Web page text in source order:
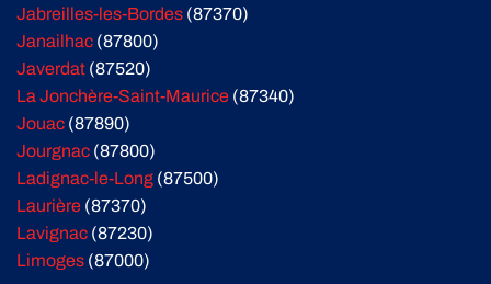
Jabreilles-les-Bordes (87370)
Janailhac (87800)
Javerdat (87520)
La Jonchère-Saint-Maurice (87340)
Jouac (87890)
Jourgnac (87800)
Ladignac-le-Long (87500)
Laurière (87370)
Lavignac (87230)
Limoges (87000)